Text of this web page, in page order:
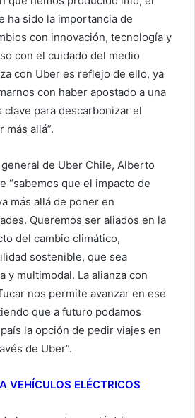
ha sido la importancia de
con innovación, tecnología y
con el cuidado del medio
con Uber es reflejo de ello, ya
con haber apostado a una
para descarbonizar el
más allá”.
de Uber Chile, Alberto
“sabemos que el impacto de
más allá de poner en
Queremos ser aliados en la
del cambio climático,
sostenible, que sea
y multimodal. La alianza con
nos permite avanzar en ese
que a futuro podamos
la opción de pedir viajes en
de Uber”.
VEHÍCULOS ELÉCTRICOS